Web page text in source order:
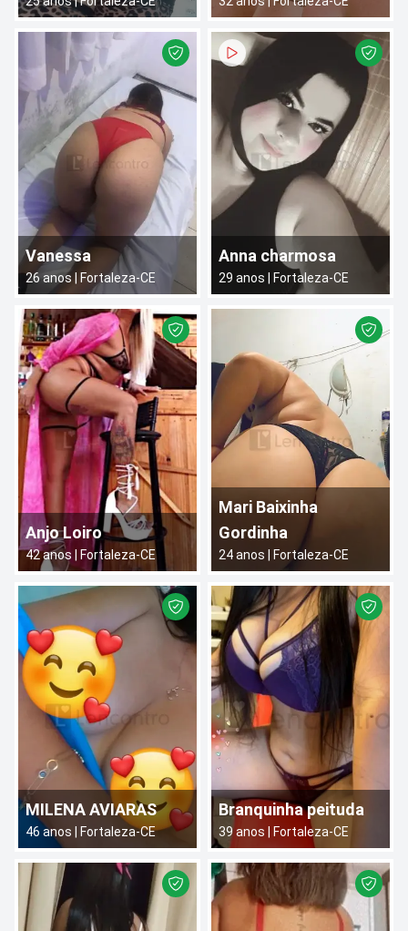
Vanessa
26 anos | Fortaleza-CE
Anna charmosa
29 anos | Fortaleza-CE
Anjo Loiro
42anos | Fortaleza-CE
Mari Baixinha
Gordinha
24anos | Fortaleza-CE
MILENA AVIARAS
46 anos | Fortaleza-CE
Branquinha peituda
39 anos | Fortaleza-CE